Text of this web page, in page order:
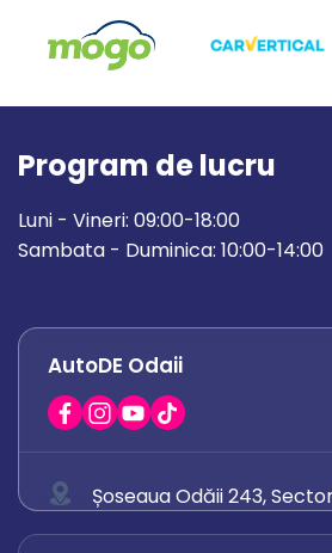
Program de lucru
Luni - Vineri: 09:00-18:00
Sambata - Duminica: 10:00-14:00
AutoDE Odaii
Șoseaua Odăii 243,